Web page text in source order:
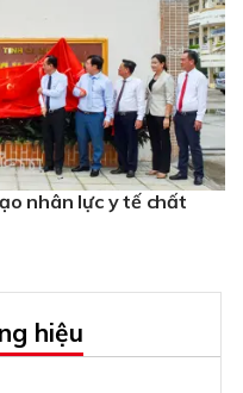
nhân lực y tế chất
hiệu